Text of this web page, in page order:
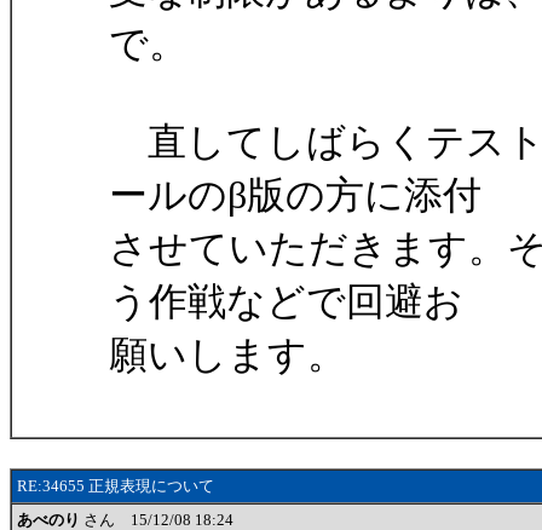
で。
直してしばらくテス
ールのβ版の方に添付
させていただきます。
う作戦などで回避お
願いします。
RE:34655 正規表現について
あべのり さん 15/12/08 18:24